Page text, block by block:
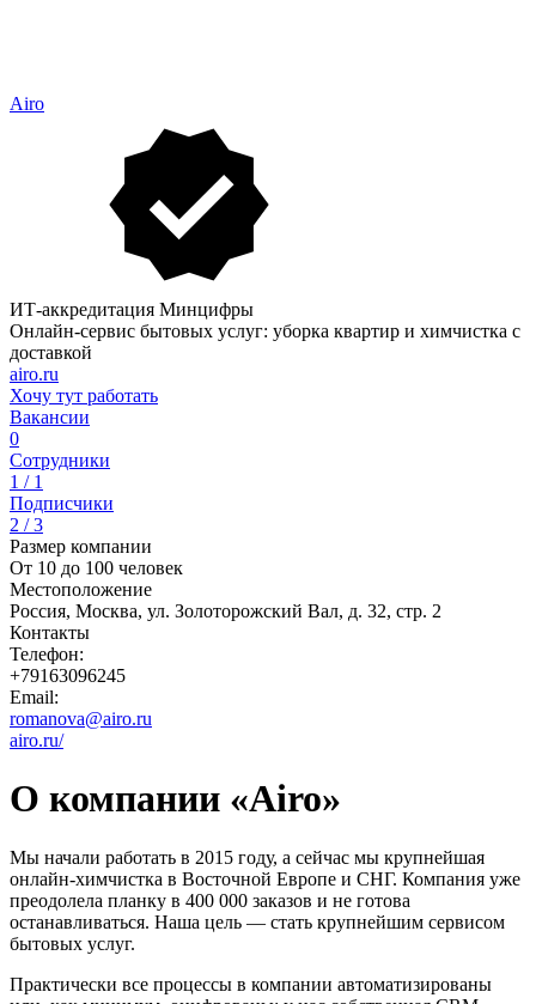
Airo
ИТ-аккредитация Минцифры
Онлайн-сервис бытовых услуг: уборка квартир и химчистка с
доставкой
airo.ru
Хочу тут работать
Вакансии
0
Сотрудники
1 / 1
Подписчики
2 / 3
Размер компании
От 10 до 100 человек
Местоположение
Россия, Москва, ул. Золоторожский Вал, д. 32, стр. 2
Контакты
Телефон:
+79163096245
Email:
romanova@airo.ru
airo.ru/
О компании «Airo»
Мы начали работать в 2015 году, а сейчас мы крупнейшая
онлайн-химчистка в Восточной Европе и СНГ. Компания уже
преодолела планку в 400 000 заказов и не готова
останавливаться. Наша цель — стать крупнейшим сервисом
бытовых услуг.
Практически все процессы в компании автоматизированы